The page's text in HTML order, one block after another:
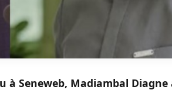
à Seneweb, Madiambal Diagne